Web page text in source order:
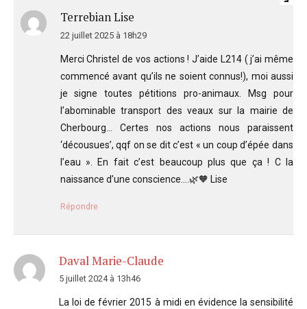
Terrebian Lise
22 juillet 2025 à 18h29
Merci Christel de vos actions ! J’aide L214 ( j’ai même
commencé avant qu’ils ne soient connus!), moi aussi
je signe toutes pétitions pro-animaux. Msg pour
l’abominable transport des veaux sur la mairie de
Cherbourg… Certes nos actions nous paraissent
‘décousues’, qqf on se dit c’est « un coup d’épée dans
l’eau ». En fait c’est beaucoup plus que ça ! C la
naissance d’une conscience….🌿🧡 Lise
Répondre
Daval Marie-Claude
5 juillet 2024 à 13h46
La loi de février 2015 à midi en évidence la sensibilité